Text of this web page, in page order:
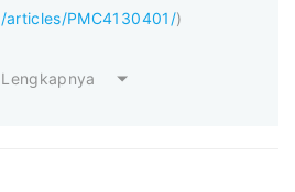
articles/PMC4130401/)
Lengkapnya